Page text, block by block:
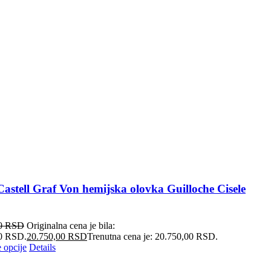
Graf Von hemijska olovka Guilloche Cisele
RSD Originalna cena je bila:
RSD.20.750,00 RSDTrenutna cena je: 20.750,00 RSD.
opcije Details